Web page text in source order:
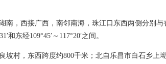
，西接广西，南邻南海，珠江口东西两侧分别与
东经109°45′～117°20′之间。
村，东西跨度约800千米；北自乐昌市白石乡上